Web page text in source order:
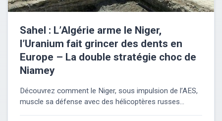
Sahel : L’Algérie arme le Niger,
l’Uranium fait grincer des dents en
Europe – La double stratégie choc de
Niamey
Découvrez comment le Niger, sous impulsion de l’AES,
muscle sa défense avec des hélicoptères russes...